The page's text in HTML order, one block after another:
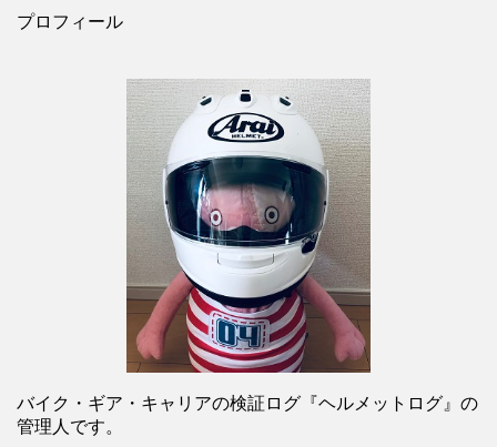
プロフィール
バイク・ギア・キャリアの検証ログ『ヘルメットログ』の
管理人です。